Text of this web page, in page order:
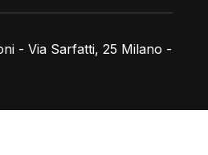
- Via Sarfatti, 25 Milano -